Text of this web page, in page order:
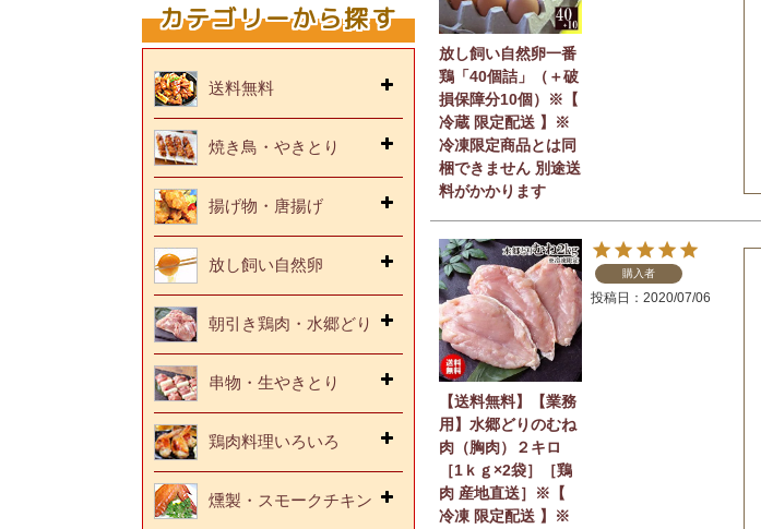
カテゴリーから探す
送料無料
焼き鳥・やきとり
揚げ物・唐揚げ
放し飼い自然卵
朝引き鶏肉・水郷どり
串物・生やきとり
鶏肉料理いろいろ
燻製・スモークチキン
放し飼い自然卵一番
鶏「40個詰」（＋破
損保障分10個）※【
冷蔵 限定配送 】※
冷凍限定商品とは同
梱できません 別途送
料がかかります
【送料無料】【業務
用】水郷どりのむね
肉（胸肉）２キロ
［1ｋｇ×2袋］［鶏
肉 産地直送］※【
冷凍 限定配送 】※
購入者
投稿日 2020/07/06